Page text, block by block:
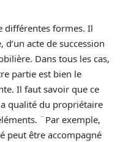
différentes formes. Il
d’un acte de succession
Dans tous les cas,
partie est bien le
Il faut savoir que ce
qualité du propriétaire
¨Par exemple,
peut être accompagné